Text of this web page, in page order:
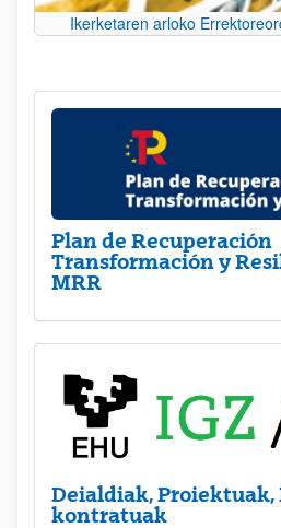
Ikerketaren arloko
Plan de Recuperación
Transformación y
MRR
Deialdiak, Proiektuak,
kontratuak